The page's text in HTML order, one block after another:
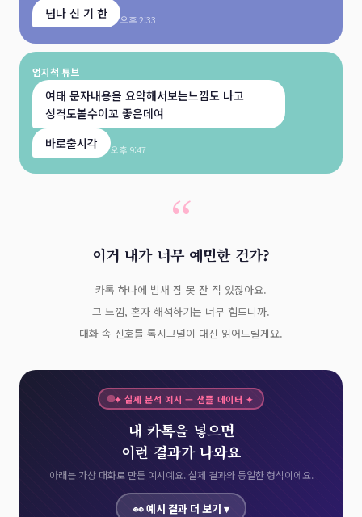
넘나 신 기 한
오후 2:33
엄지척 튜브
여태 문자내용을 요약해서보는느낌도 나고
성격도볼수이꼬 좋은데여
바로출시각
오후 9:47
“
이거 내가 너무 예민한 건가?
카톡 하나에 밤새 잠 못 잔 적 있잖아요.
그 느낌, 혼자 해석하기는 너무 힘드니까.
대화 속 신호를 톡시그널이 대신 읽어드릴게요.
✦ 실제 분석 예시 — 샘플 데이터 ✦
내 카톡을 넣으면
이런 결과가 나와요
아래는 가상 대화로 만든 예시예요. 실제 결과와 동일한 형식이에요.
👀 예시 결과 더 보기 ▾